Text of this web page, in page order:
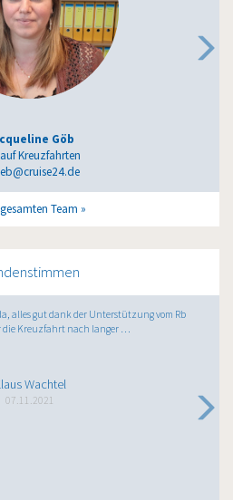
Göb
Kreuzfahrten
Team
alles gut dank der Unterstützung vom Rb
die Kreuzfahrt nach langer …
Wachtel
07.11.2021